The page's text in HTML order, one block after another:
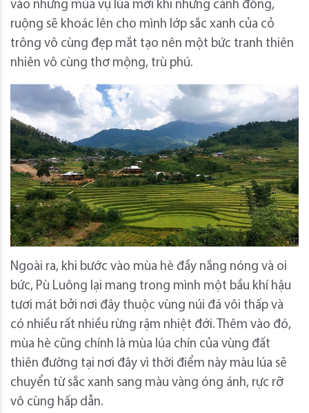
vào những mùa vụ lúa mới khi những cánh đồng,
ruộng sẽ khoác lên cho mình lớp sắc xanh của cỏ
trông vô cùng đẹp mắt tạo nên một bức tranh thiên
nhiên vô cùng thơ mộng, trù phú.
Ngoài ra, khi bước vào mùa hè đầy nắng nóng và oi
bức, Pù Luông lại mang trong mình một bầu khí hậu
tươi mát bởi nơi đây thuộc vùng núi đá vôi thấp và
có nhiều rất nhiều rừng rậm nhiệt đới. Thêm vào đó,
mùa hè cũng chính là mùa lúa chín của vùng đất
thiên đường tại nơi đây vì thời điểm này màu lúa sẽ
chuyển từ sắc xanh sang màu vàng óng ánh, rực rỡ
vô cùng hấp dẫn.